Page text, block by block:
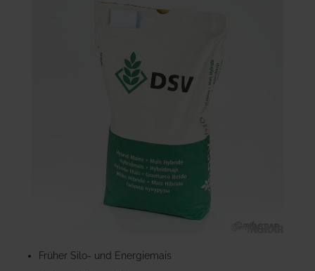
AnfangFrüher Silo- und Energiemais